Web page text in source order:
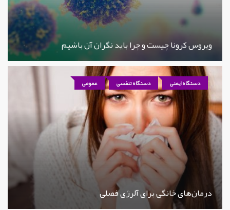
ویروس کرونا چیست و چرا باید نگران آن باشیم
دستگاه ایمنی دستگاه تنفسی عمومی
درمان‌های خانگی برای آلرژی فصلی